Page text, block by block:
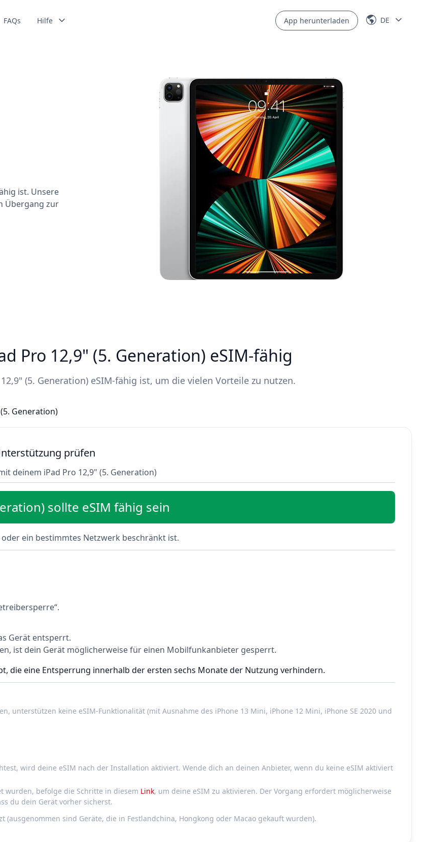
FAQs Hilfe App herunterladen DE
ist. Unsere
Übergang zur
Pro 12,9" (5. Generation) eSIM-fähig
(5. Generation) eSIM-fähig ist, um die vielen Vorteile zu nutzen.
Generation)
prüfen
deinem iPad Pro 12,9" (5. Generation)
sollte eSIM fähig sein
ein bestimmtes Netzwerk beschränkt ist.
Gerät entsperrt.
ist dein Gerät möglicherweise für einen Mobilfunkanbieter gesperrt.
die eine Entsperrung innerhalb der ersten sechs Monate der Nutzung verhindern.
unterstützen keine eSIM-Funktionalität (mit Ausnahme des iPhone 13 Mini, iPhone 12 Mini, iPhone SE 2020 und
wird deine eSIM nach der Installation aktiviert. Wende dich an deinen Anbieter, wenn du keine eSIM aktiviert
wurden, befolge die Schritte in diesem Link, um deine eSIM zu aktivieren. Der Vorgang erfordert möglicherweise
du dein Gerät vorher sicherst.
sind Geräte, die in Festlandchina, Hongkong oder Macao gekauft wurden).